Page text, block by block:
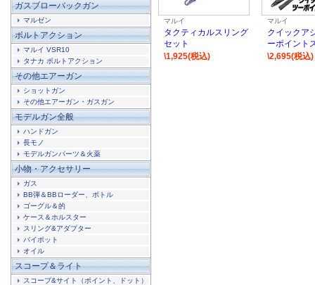
マルイ
タクティカルスリング
セット
\1,925(税込)
マルイ
クイックア
ーポイント
\2,695(税込)
ガスブローバックガン
マルゼン
ボルトアクション
マルイ VSR10
タナカ ボルトアクション
その他エアーガン
ショットガン
その他エアーガン・ガスガン
モデルガン全般
ハンドガン
長モノ
モデルガンパーツ＆火薬
小物・アクセサリー
ガス
BB弾＆BBローダー、ボトル
ゴーグル＆的
ケース＆ホルスター
スリング&アダプター
バイポット
オイル
スコープ＆ライト
スコープ&サイト（ポイント、ドット）